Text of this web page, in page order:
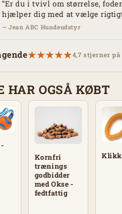
“Er du i tvivl om størrelse,
hjælper dig med at vælge
— Jean ABC Hundeudstyr
★★★★★4,7 stjerner
HAR OGSÅ KØBT
Kornfri
trænings
godbidder
med Okse -
fedtfattig